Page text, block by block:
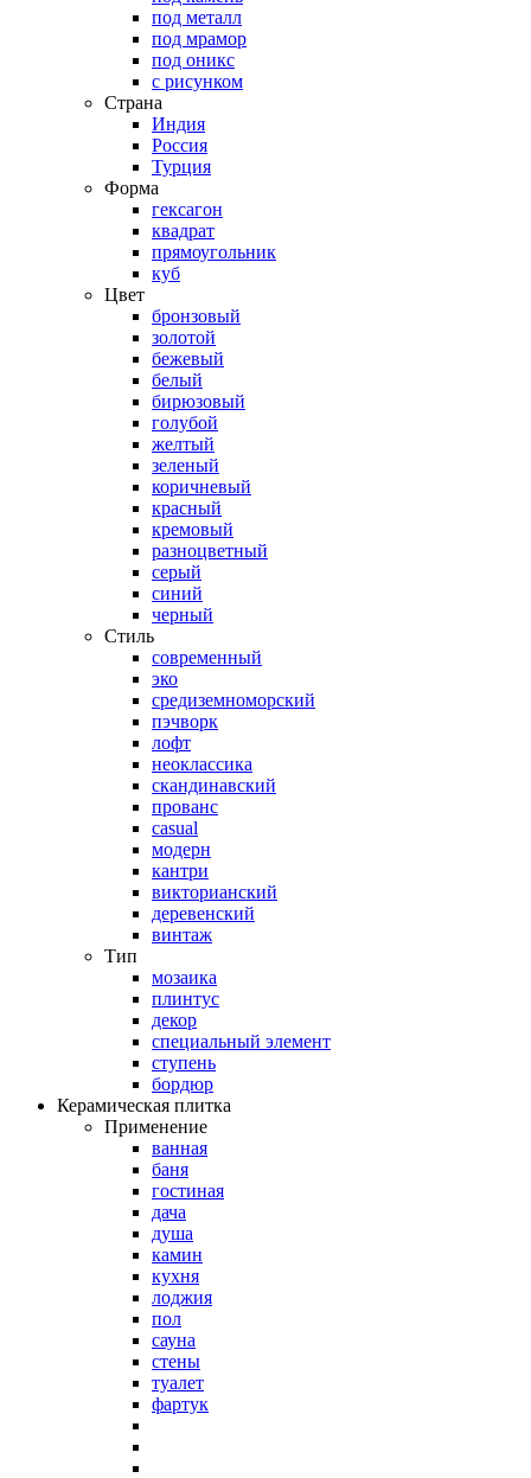
под металл
под мрамор
под оникс
с рисунком
Страна
Индия
Россия
Турция
Форма
гексагон
квадрат
прямоугольник
куб
Цвет
бронзовый
золотой
бежевый
белый
бирюзовый
голубой
желтый
зеленый
коричневый
красный
кремовый
разноцветный
серый
синий
черный
Стиль
современный
эко
средиземноморский
пэчворк
лофт
неоклассика
скандинавский
прованс
casual
модерн
кантри
викторианский
деревенский
винтаж
Тип
мозаика
плинтус
декор
специальный элемент
ступень
бордюр
Керамическая плитка
Применение
ванная
баня
гостиная
дача
душа
камин
кухня
лоджия
пол
сауна
стены
туалет
фартук